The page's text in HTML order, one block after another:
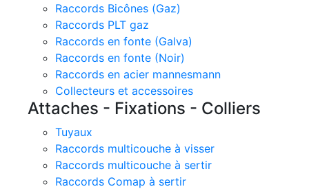
Raccords Bicônes (Gaz)
Raccords PLT gaz
Raccords en fonte (Galva)
Raccords en fonte (Noir)
Raccords en acier mannesmann
Collecteurs et accessoires
Attaches - Fixations - Colliers
Tuyaux
Raccords multicouche à visser
Raccords multicouche à sertir
Raccords Comap à sertir